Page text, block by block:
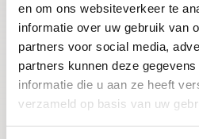
en om ons websiteverkeer te
informatie over uw gebruik van
partners voor social media,
partners kunnen deze
informatie die u aan ze heeft
verzameld op basis van uw
E-mailadres